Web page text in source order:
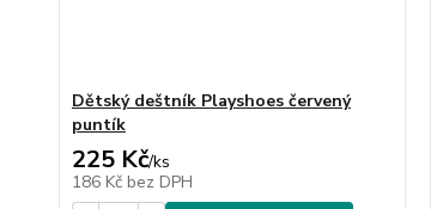
Dětský deštník Playshoes červený
puntík
225 Kč/ks
186 Kč bez DPH